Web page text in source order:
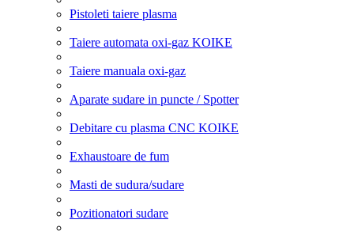
Pistoleti taiere plasma
Taiere automata oxi-gaz KOIKE
Taiere manuala oxi-gaz
Aparate sudare in puncte / Spotter
Debitare cu plasma CNC KOIKE
Exhaustoare de fum
Masti de sudura/sudare
Pozitionatori sudare